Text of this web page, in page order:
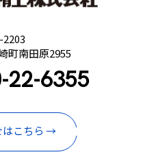
2203
町南田原2955
22-6355
はこちら →